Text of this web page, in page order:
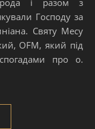
Господу за
Святу Месу
OFM, який під
про о.